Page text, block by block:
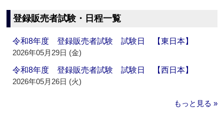
登録販売者試験・日程一覧
令和8年度 登録販売者試験 試験日 【東日本】
2026年05月29日 (金)
令和8年度 登録販売者試験 試験日 【西日本】
2026年05月26日 (火)
もっと見る »